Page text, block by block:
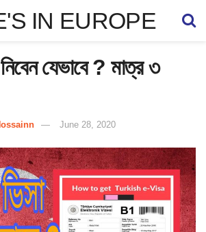
যেভাবে ? মাত্র ৩
June 28, 2020